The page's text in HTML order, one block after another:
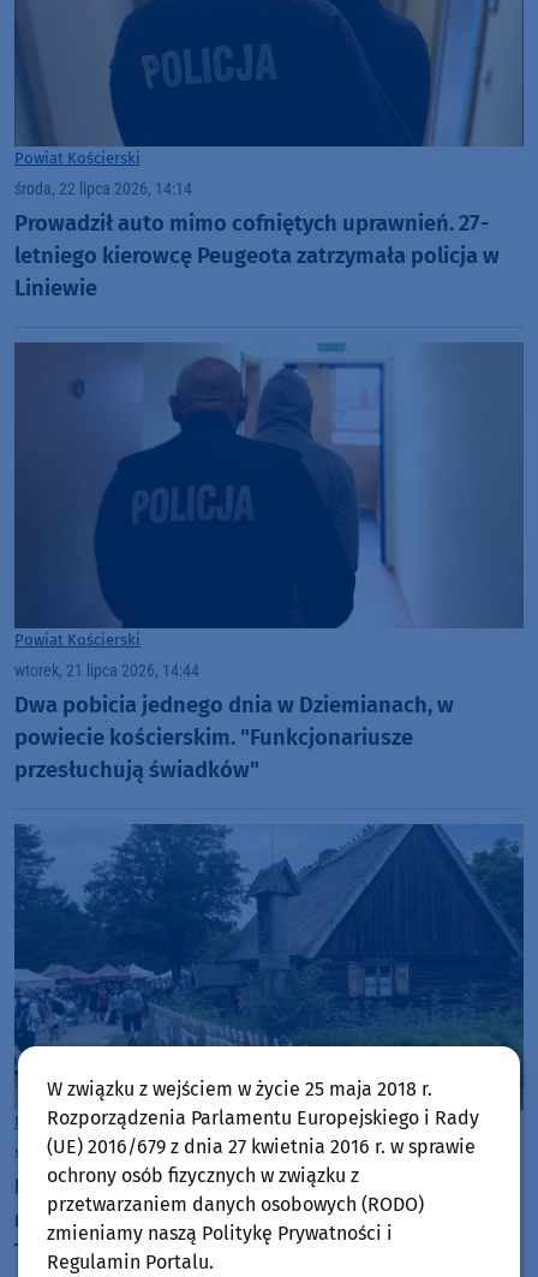
Powiat Kościerski
środa, 22 lipca 2026, 14:14
Prowadził auto mimo cofniętych uprawnień. 27-
letniego kierowcę Peugeota zatrzymała policja w
Liniewie
Powiat Kościerski
wtorek, 21 lipca 2026, 14:44
Dwa pobicia jednego dnia w Dziemianach, w
powiecie kościerskim. "Funkcjonariusze
przesłuchują świadków"
Powiat Kościerski
sobota, 18 lipca 2026, 08:03
Rusza największy na Kaszubach kiermasz
rękodzieła i sztuki ludowej, czyli Jarmark Wdzydzki.
To już 51. edycja wydarzenia
W związku z wejściem w życie 25 maja 2018 r.
Rozporządzenia Parlamentu Europejskiego i Rady
(UE) 2016/679 z dnia 27 kwietnia 2016 r. w sprawie
ochrony osób fizycznych w związku z
przetwarzaniem danych osobowych (RODO)
zmieniamy naszą Politykę Prywatności i
Regulamin Portalu.